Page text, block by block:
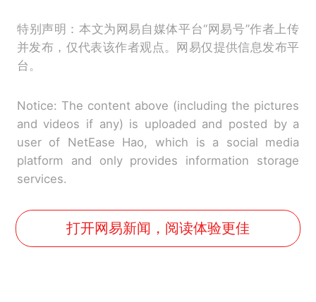
特别声明：本文为网易自媒体平台“网易号”作者上传
并发布，仅代表该作者观点。网易仅提供信息发布平
台。
Notice: The content above (including the pictures
and videos if any) is uploaded and posted by a
user of NetEase Hao, which is a social media
platform and only provides information storage
services.
打开网易新闻，阅读体验更佳